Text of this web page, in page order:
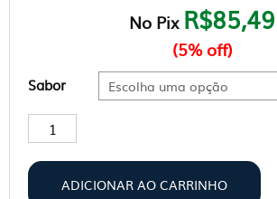
No Pix R$85,49
(5% off)
Sabor
Caneca
Térmica
Fastwhey
ADICIONAR AO CARRINHO